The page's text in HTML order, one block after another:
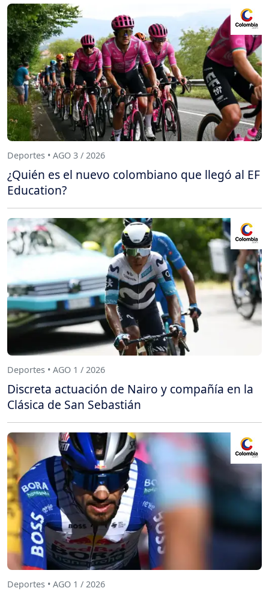
Deportes • AGO 3 / 2026
¿Quién es el nuevo colombiano que llegó al EF
Education?
Deportes • AGO 1 / 2026
Discreta actuación de Nairo y compañía en la
Clásica de San Sebastián
Deportes • AGO 1 / 2026